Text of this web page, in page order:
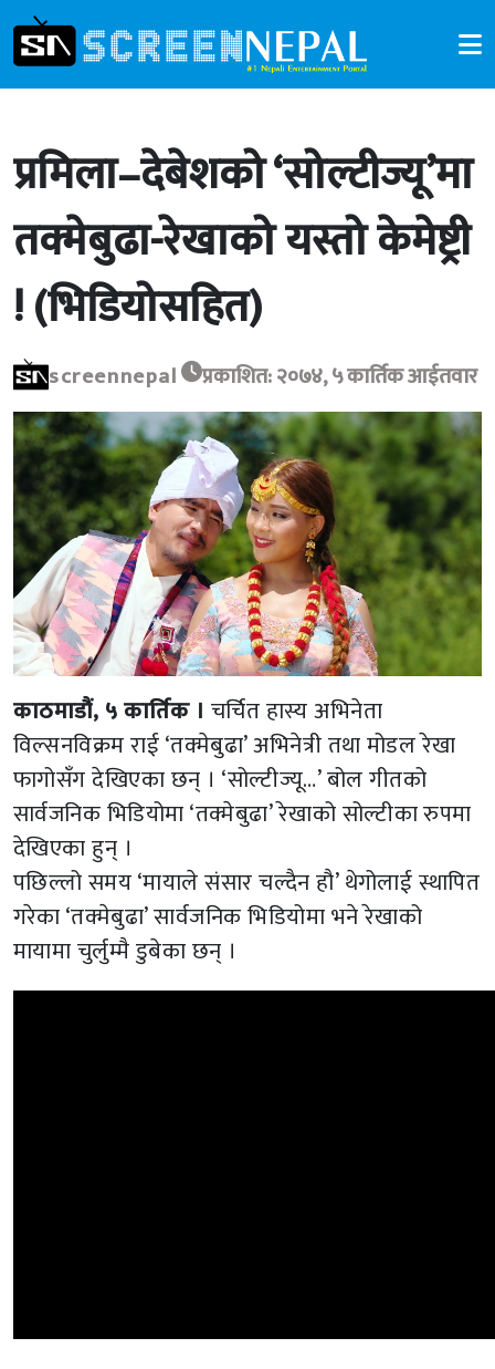
प्रमिला–देबेशको ‘सोल्टीज्यू’मा
तक्मेबुढा-रेखाको यस्तो केमेष्ट्री
! (भिडियोसहित)
screennepal प्रकाशित: २०७४, ५ कार्तिक आईतवार
काठमाडौं, ५ कार्तिक । चर्चित हास्य अभिनेता
विल्सनविक्रम राई ‘तक्मेबुढा’ अभिनेत्री तथा मोडल रेखा
फागोसँग देखिएका छन् । ‘सोल्टीज्यू…’ बोल गीतको
सार्वजनिक भिडियोमा ‘तक्मेबुढा’ रेखाको सोल्टीका रुपमा
देखिएका हुन् ।
पछिल्लो समय ‘मायाले संसार चल्दैन हौ’ थेगोलाई स्थापित
गरेका ‘तक्मेबुढा’ सार्वजनिक भिडियोमा भने रेखाको
मायामा चुर्लुम्मै डुबेका छन् ।